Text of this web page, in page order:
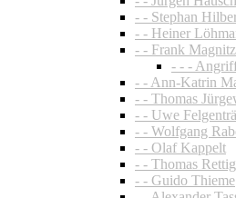
- - Stephan
- - Heiner
- - Frank Magnitz
- - -
- - Ann-Katrin
- - Thomas
- - Uwe
- - Wolfgang
- - Olaf Kappelt
- - Thomas Rettig
- - Guido Thieme